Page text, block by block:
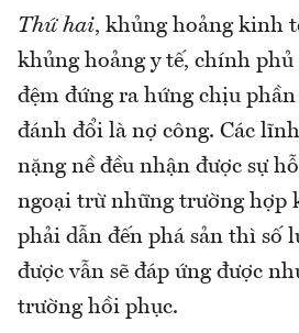
Thứ hai, khủng hoảng kinh
khủng hoảng y tế, chính phủ
đệm đứng ra hứng chịu
đánh đổi là nợ công. Các
nặng nề đều nhận được sự
ngoại trừ những trường hợp
phải dẫn đến phá sản thì số
được vẫn sẽ đáp ứng được
trường hồi phục.